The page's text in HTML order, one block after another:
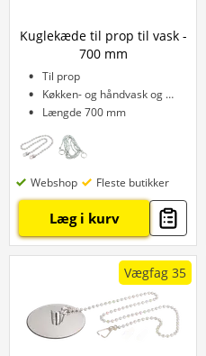
Kuglekæde til prop til vask -
700 mm
Til prop
Køkken- og håndvask og badekar
Længde 700 mm
Webshop Fleste butikker
Læg i kurv
Vægfag 35